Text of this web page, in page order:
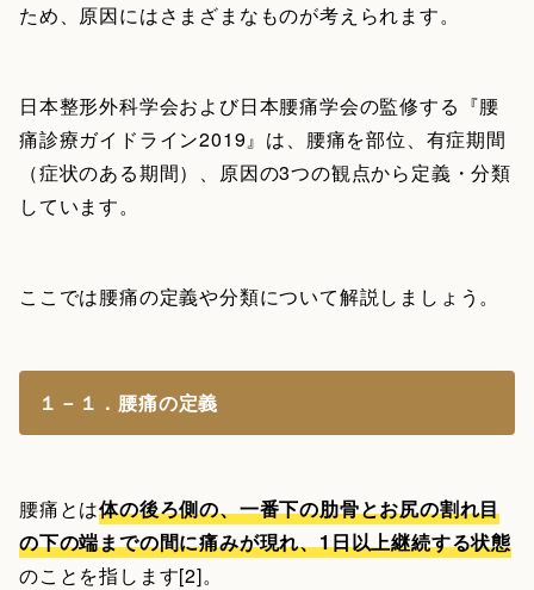
ため、原因にはさまざまなものが考えられます。
日本整形外科学会および日本腰痛学会の監修する『腰
痛診療ガイドライン2019』は、腰痛を部位、有症期間
（症状のある期間）、原因の3つの観点から定義・分類
しています。
ここでは腰痛の定義や分類について解説しましょう。
１－１．腰痛の定義
腰痛とは体の後ろ側の、一番下の肋骨とお尻の割れ目
の下の端までの間に痛みが現れ、1日以上継続する状態
のことを指します[2]。